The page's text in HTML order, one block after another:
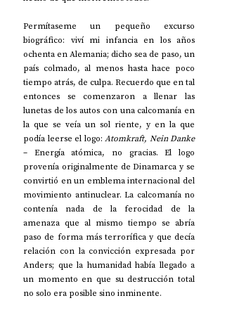
Permítaseme un pequeño excurso
biográfico: viví mi infancia en los años
ochenta en Alemania; dicho sea de paso, un
país colmado, al menos hasta hace poco
tiempo atrás, de culpa. Recuerdo que en tal
entonces se comenzaron a llenar las
lunetas de los autos con una calcomanía en
la que se veía un sol riente, y en la que
podía leerse el logo: Atomkraft, Nein Danke
– Energía atómica, no gracias. El logo
provenía originalmente de Dinamarca y se
convirtió en un emblema internacional del
movimiento antinuclear. La calcomanía no
contenía nada de la ferocidad de la
amenaza que al mismo tiempo se abría
paso de forma más terrorífica y que decía
relación con la convicción expresada por
Anders; que la humanidad había llegado a
un momento en que su destrucción total
no solo era posible sino inminente.